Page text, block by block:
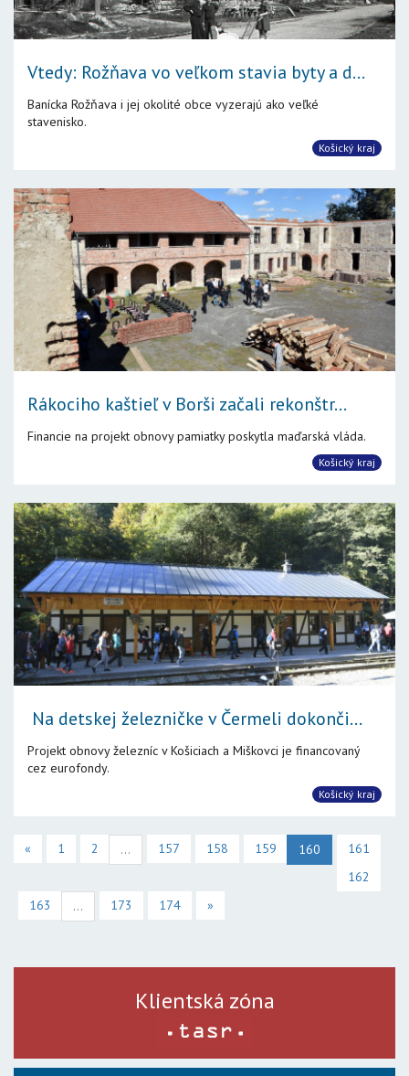
Vtedy: Rožňava vo veľkom stavia byty a d...
Banícka Rožňava i jej okolité obce vyzerajú ako veľké
stavenisko.
Košický kraj
Rákociho kaštieľ v Borši začali rekonštr...
Financie na projekt obnovy pamiatky poskytla maďarská vláda.
Košický kraj
Na detskej železničke v Čermeli dokonči...
Projekt obnovy železníc v Košiciach a Miškovci je financovaný
cez eurofondy.
Košický kraj
« 1 2 ... 157 158 159 160
161
162
163
... 173 174 »
Klientská zóna